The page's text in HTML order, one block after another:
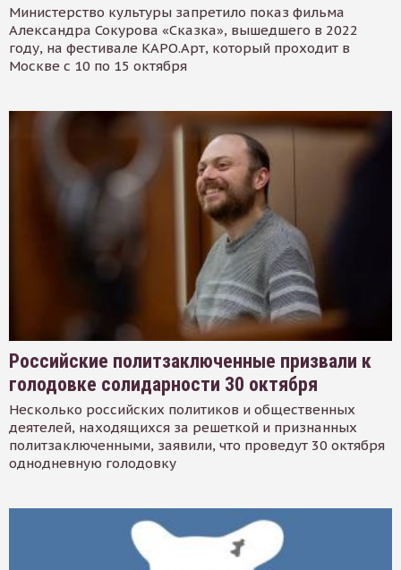
Министерство культуры запретило показ фильма
Александра Сокурова «Сказка», вышедшего в 2022
году, на фестивале КАРО.Арт, который проходит в
Москве с 10 по 15 октября
Российские политзаключенные призвали к
голодовке солидарности 30 октября
Несколько российских политиков и общественных
деятелей, находящихся за решеткой и признанных
политзаключенными, заявили, что проведут 30 октября
однодневную голодовку